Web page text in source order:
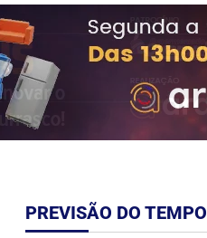
PREVISÃO DO TEMPO